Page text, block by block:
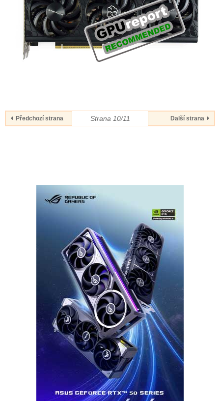
Předchozí strana Strana 10/11 Další strana